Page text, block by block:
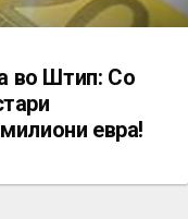
во Штип: Со
евра!